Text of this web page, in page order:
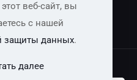
веб-сайт, вы
с нашей
защиты данных.
далее